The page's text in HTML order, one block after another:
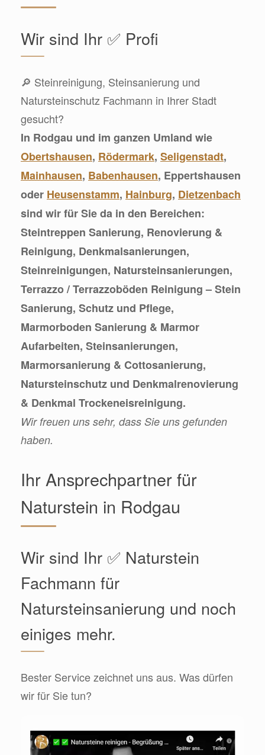
Wir sind Ihr ✅ Profi
🔎 Steinreinigung, Steinsanierung und
Natursteinschutz Fachmann in Ihrer Stadt
gesucht?
In Rodgau und im ganzen Umland wie
Obertshausen, Rödermark, Seligenstadt,
Mainhausen, Babenhausen, Eppertshausen
oder Heusenstamm, Hainburg, Dietzenbach
sind wir für Sie da in den Bereichen:
Steintreppen Sanierung, Renovierung &
Reinigung, Denkmalsanierungen,
Steinreinigungen, Natursteinsanierungen,
Terrazzo / Terrazzoböden Reinigung – Stein
Sanierung, Schutz und Pflege,
Marmorboden Sanierung & Marmor
Aufarbeiten, Steinsanierungen,
Marmorsanierung & Cottosanierung,
Natursteinschutz und Denkmalrenovierung
& Denkmal Trockeneisreinigung.
Wir freuen uns sehr, dass Sie uns gefunden
haben.
Ihr Ansprechpartner für
Naturstein in Rodgau
Wir sind Ihr ✅ Naturstein
Fachmann für
Natursteinsanierung und noch
einiges mehr.
Bester Service zeichnet uns aus. Was dürfen
wir für Sie tun?